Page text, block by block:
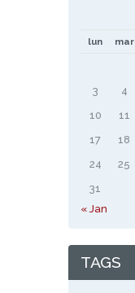
lun mar
3
4
10
11
17
18
24
25
31
« Jan
TAGS